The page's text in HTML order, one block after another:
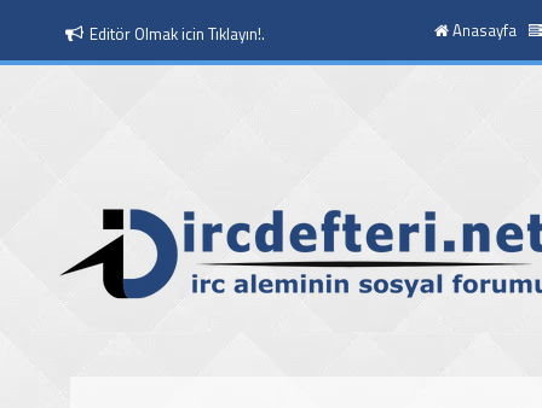
Editör Olmak icin Tıklayın!. Anasayfa